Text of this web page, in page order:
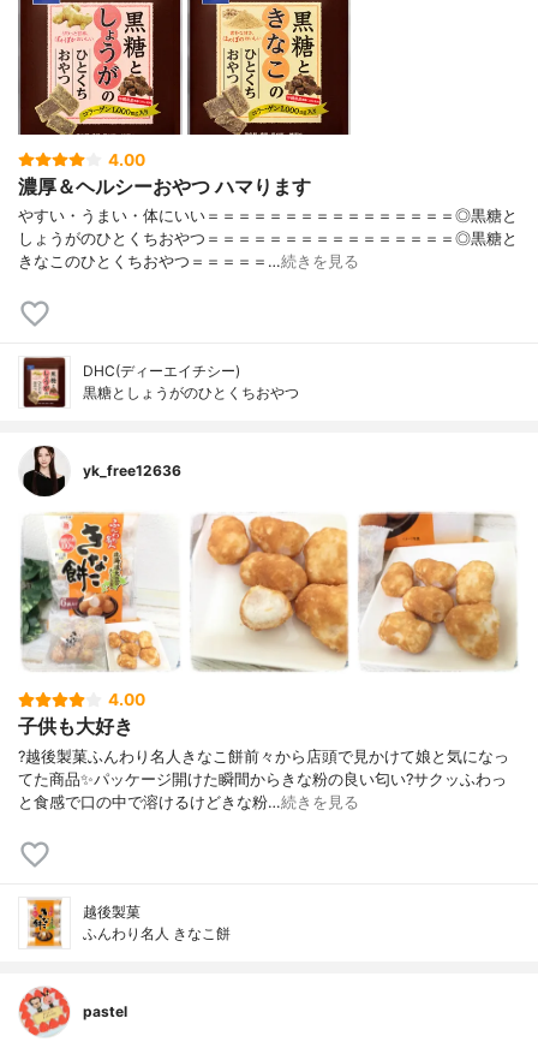
4.00
濃厚＆ヘルシーおやつ ハマります
やすい・うまい・体にいい＝＝＝＝＝＝＝＝＝＝＝＝＝＝＝＝◎黒糖と
しょうがのひとくちおやつ＝＝＝＝＝＝＝＝＝＝＝＝＝＝＝＝◎黒糖と
きなこのひとくちおやつ＝＝＝＝＝…続きを見る
DHC(ディーエイチシー)
黒糖としょうがのひとくちおやつ
yk_free12636
4.00
子供も大好き
?越後製菓ふんわり名人きなこ餅前々から店頭で見かけて娘と気になっ
てた商品✨パッケージ開けた瞬間からきな粉の良い匂い?サクッふわっ
と食感で口の中で溶けるけどきな粉…続きを見る
越後製菓
ふんわり名人 きなこ餅
pastel